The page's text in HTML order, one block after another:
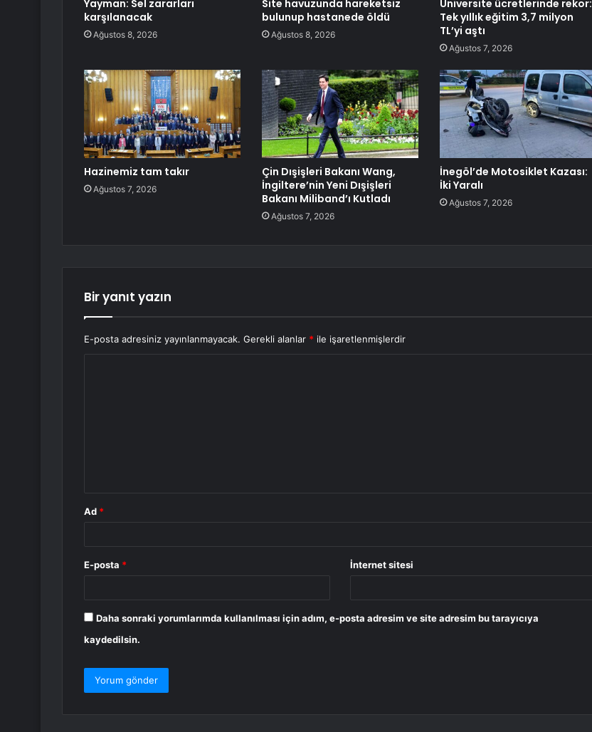
Yayman: Sel zararları
karşılanacak
Ağustos 8, 2026
Site havuzunda hareketsiz
bulunup hastanede öldü
Ağustos 8, 2026
Üniversite ücretlerinde rekor:
Tek yıllık eğitim 3,7 milyon
TL’yi aştı
Ağustos 7, 2026
Hazinemiz tam takır
Ağustos 7, 2026
Çin Dışişleri Bakanı Wang,
İngiltere’nin Yeni Dışişleri
Bakanı Miliband’ı Kutladı
Ağustos 7, 2026
İnegöl’de Motosiklet Kazası:
İki Yaralı
Ağustos 7, 2026
Bir yanıt yazın
E-posta adresiniz yayınlanmayacak. Gerekli alanlar * ile işaretlenmişlerdir
Ad *
E-posta * İnternet sitesi
Daha sonraki yorumlarımda kullanılması için adım, e-posta adresim ve site adresim bu tarayıcıya
kaydedilsin.